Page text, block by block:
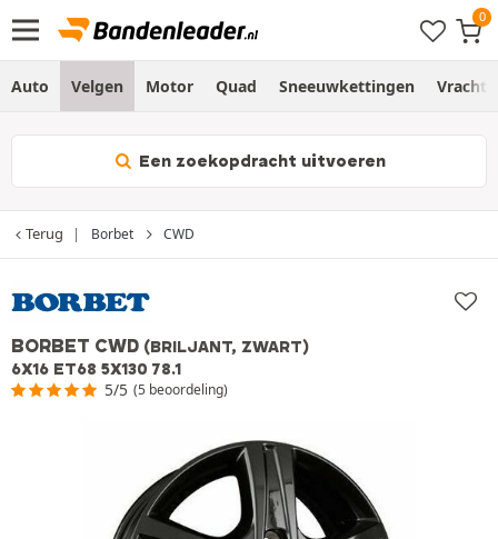
Auto Velgen Motor Quad Sneeuwkettingen
Een zoekopdracht uitvoeren
Terug Borbet CWD
BORBET CWD (BRILJANT, ZWART)
6X16 ET68 5X130 78.1
5/5 (5 beoordeling)